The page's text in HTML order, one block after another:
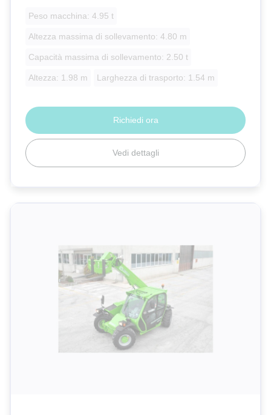
Peso macchina: 4.95 t
Altezza massima di sollevamento: 4.80 m
Capacità massima di sollevamento: 2.50 t
Altezza: 1.98 m Larghezza di trasporto: 1.54 m
Vedi dettagli
Richiedi ora